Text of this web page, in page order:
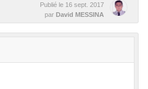
Publié le 16 sept. 2017
par David MESSINA